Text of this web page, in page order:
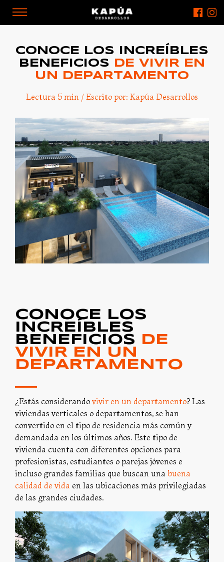
CONOCE LOS INCREÍBLES
BENEFICIOS
DE VIVIR EN
UN DEPARTAMENTO
Lectura 5 min / Escrito por: Kapúa Desarrollos
CONOCE LOS
INCREÍBLES
BENEFICIOS
DE
VIVIR EN UN
DEPARTAMENTO
¿Estás considerando vivir en un departamento? Las
viviendas verticales o departamentos, se han
convertido en el tipo de residencia más común y
demandada en los últimos años. Este tipo de
vivienda cuenta con diferentes opciones para
profesionistas, estudiantes o parejas jóvenes e
incluso grandes familias que buscan una buena
calidad de vida en las ubicaciones más privilegiadas
de las grandes ciudades.